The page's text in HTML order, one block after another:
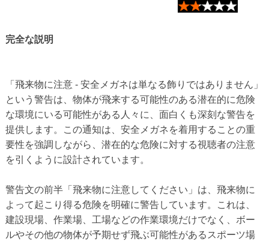
完全な説明
「飛来物に注意 - 安全メガネは単なる飾りではありません」
という警告は、物体が飛来する可能性のある潜在的に危険
な環境にいる可能性がある人々に、面白くも深刻な警告を
提供します。この通知は、安全メガネを着用することの重
要性を強調しながら、潜在的な危険に対する視聴者の注意
を引くように設計されています。
警告文の前半「飛来物に注意してください」は、飛来物に
よって起こり得る危険を明確に警告しています。これは、
建設現場、作業場、工場などの作業環境だけでなく、ボー
ルやその他の物体が予期せず飛ぶ可能性があるスポーツ場